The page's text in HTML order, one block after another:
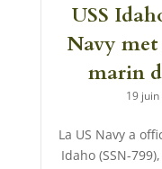
USS
Navy met
marin
19
La US Navy a
Idaho (SSN-